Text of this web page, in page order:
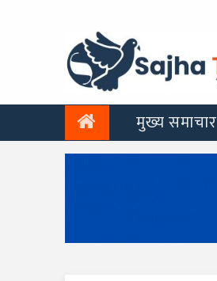
मुख्य समाचार